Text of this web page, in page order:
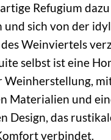
Refugium
und sich von der
Weinviertels
selbst ist eine
Weinherstellung,
Materialien und
Design, das
verbindet.